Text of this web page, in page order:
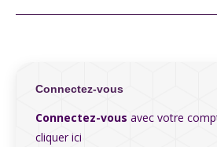
Connectez-vous
Connectez-vous avec votre
cliquer ici